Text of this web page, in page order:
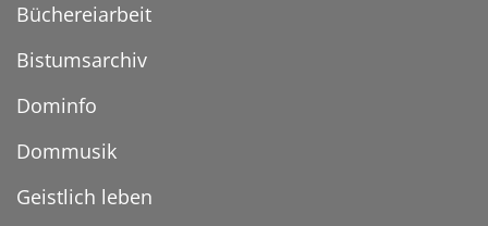
Büchereiarbeit
Bistumsarchiv
Dominfo
Dommusik
Geistlich leben